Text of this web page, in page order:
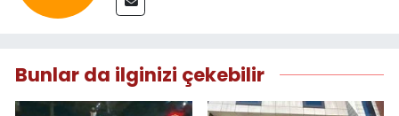
Bunlar da ilginizi çekebilir